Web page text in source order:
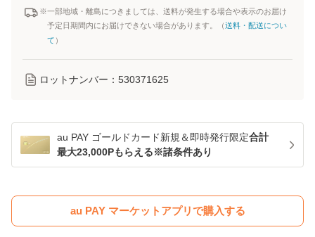
※一部地域・離島につきましては、送料が発生する場合や表示のお届け
予定日期間内にお届けできない場合があります。（送料・配送につい
て ）
ロットナンバー： 530371625
au PAY ゴールドカード新規＆即時発行限定合計
最大23,000Pもらえる※諸条件あり
au PAY マーケットアプリで購入する